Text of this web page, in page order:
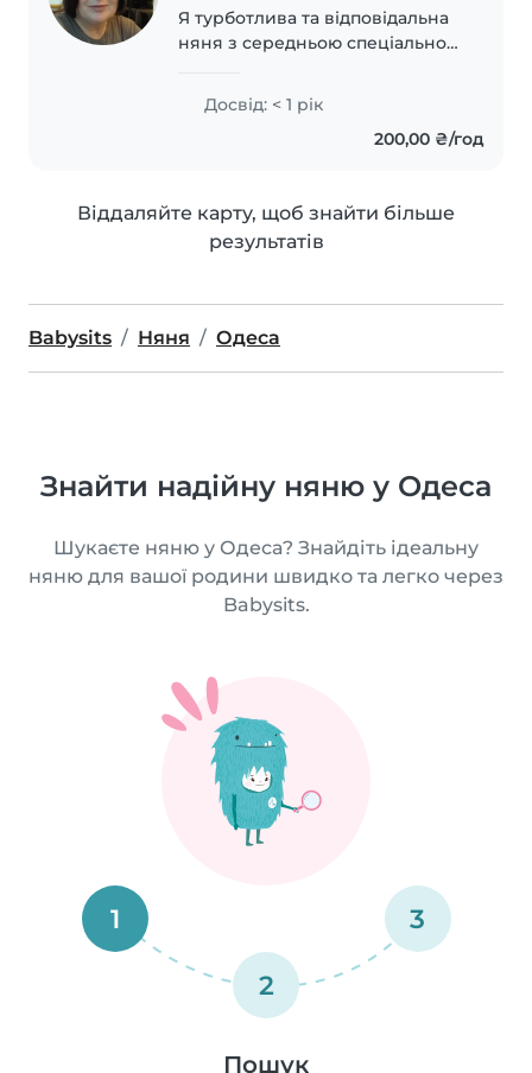
Я турботлива та відповідальна
няня з середньою спеціальною
дітьми різного віку, включаючи
немовлят, дітей дошкільного та
шкільного віку. Я люблю
Досвід: < 1 рік
200,00 ₴/год
Віддаляйте карту, щоб знайти більше
результатів
Babysits Няня Одеса
Знайти надійну няню у Одеса
Шукаєте няню у Одеса? Знайдіть ідеальну
няню для вашої родини швидко та легко через
Babysits.
1
2
3
Пошук